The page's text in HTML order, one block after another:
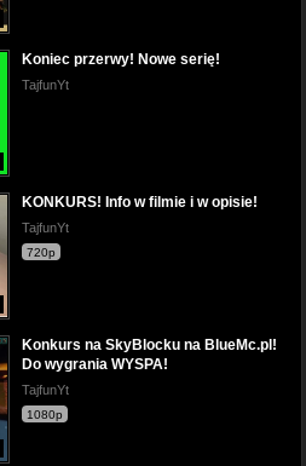
Koniec przerwy! Nowe serię!
TajfunYt
KONKURS! Info w filmie i w opisie!
TajfunYt
720p
Konkurs na SkyBlocku na BlueMc.pl!
Do wygrania WYSPA!
TajfunYt
1080p